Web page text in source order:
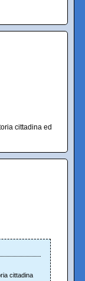
cittadina ed
cittadina